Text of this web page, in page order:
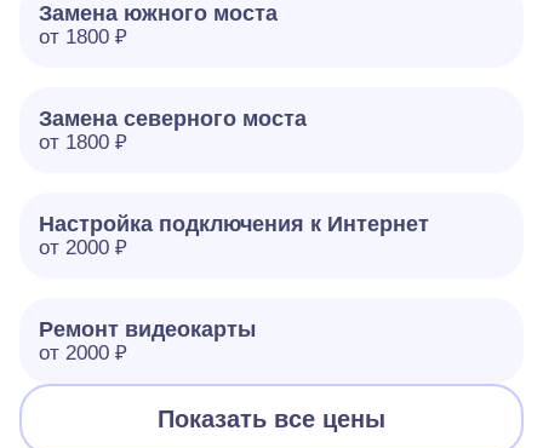
Замена южного моста
от 1800 ₽
Замена северного моста
от 1800 ₽
Настройка подключения к Интернет
от 2000 ₽
Ремонт видеокарты
от 2000 ₽
Показать все цены